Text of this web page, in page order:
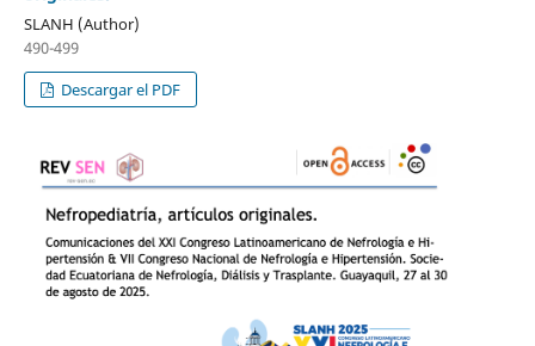
SLANH (Author)
490-499
Descargar el PDF